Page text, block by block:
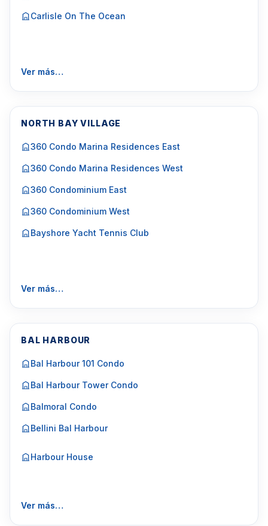
Carlisle On The Ocean
Ver más…
NORTH BAY VILLAGE
360 Condo Marina Residences East
360 Condo Marina Residences West
360 Condominium East
360 Condominium West
Bayshore Yacht Tennis Club
Ver más…
BAL HARBOUR
Bal Harbour 101 Condo
Bal Harbour Tower Condo
Balmoral Condo
Bellini Bal Harbour
Harbour House
Ver más…